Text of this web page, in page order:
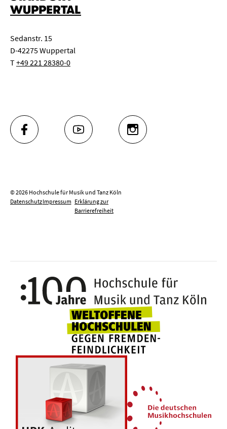
WUPPERTAL
Sedanstr. 15
D-42275 Wuppertal
T+49 221 28380-0
FACEBOOK YOUTUBE INSTAGRAM
© 2026 Hochschule für Musik und Tanz Köln
DatenschutzImpressum Erklärung zur
Barrierefreiheit